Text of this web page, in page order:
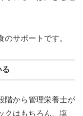
サポートです。
る
階から管理栄養士が
クはもちろん、塩